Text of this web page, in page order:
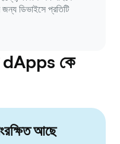
জন্য ডিভাইসে প্রতিটি
dApps কে
আছে